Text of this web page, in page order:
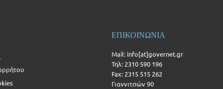
ΕΠΙΚΟΙΝΩΝΙΑ
Mail: info[at]governet.gr
Τηλ: 2310 590 196
Fax: 2315 515 262
Γιαννιτσών 90